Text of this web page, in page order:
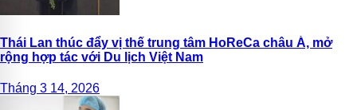
Thái Lan thúc đẩy vị thế trung tâm HoReCa châu Á, mở
rộng hợp tác với Du lịch Việt Nam
Tháng 3 14, 2026